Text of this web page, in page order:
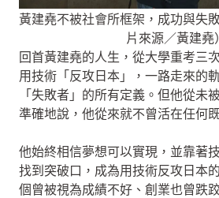
黃建堯不被社會所框架，成功與失
片來源／黃建堯
回首黃建堯的人生，從大學重考三
用技術「反攻日本」，一路走來的
「失敗者」的所有定義。但他從未
準確地說，他從來就不曾活在任何
他始終相信夢想可以實現，並靠著
找到突破口，成為用技術反攻日本
個曾被視為成績不好、創業也曾跌